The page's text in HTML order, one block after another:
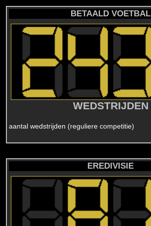
BETAALD VOETBAL
WEDSTRIJDEN
aantal wedstrijden (reguliere competitie)
EREDIVISIE